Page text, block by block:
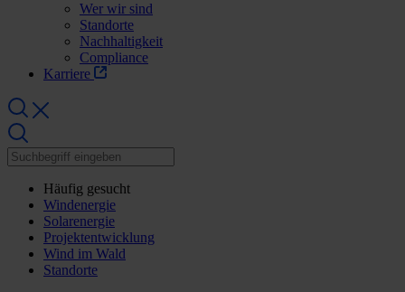
Wer wir sind
Standorte
Nachhaltigkeit
Compliance
Karriere
Häufig gesucht
Windenergie
Solarenergie
Projektentwicklung
Wind im Wald
Standorte